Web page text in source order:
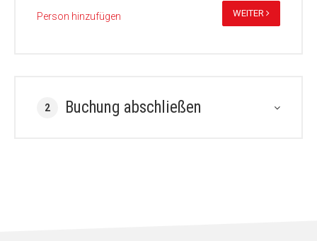
Person hinzufügen WEITER
2 Buchung abschließen